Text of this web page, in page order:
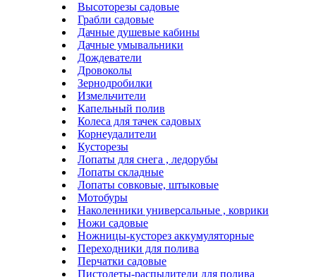
Высоторезы садовые
Грабли садовые
Дачные душевые кабины
Дачные умывальники
Дождеватели
Дровоколы
Зернодробилки
Измельчители
Капельный полив
Колеса для тачек садовых
Корнеудалители
Кусторезы
Лопаты для снега , ледорубы
Лопаты складные
Лопаты совковые, штыковые
Мотобуры
Наколенники универсальные , коврики
Ножи садовые
Ножницы-кусторез аккумуляторные
Переходники для полива
Перчатки садовые
Пистолеты-распылители для полива